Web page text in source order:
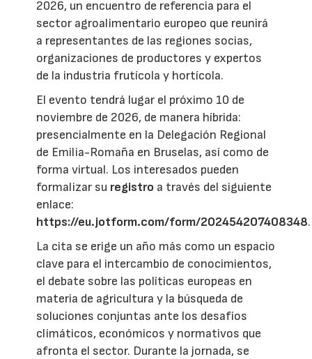
2026, un encuentro de referencia para el
sector agroalimentario europeo que reunirá
a representantes de las regiones socias,
organizaciones de productores y expertos
de la industria frutícola y hortícola.
El evento tendrá lugar el próximo 10 de
noviembre de 2026, de manera híbrida:
presencialmente en la Delegación Regional
de Emilia-Romaña en Bruselas, así como de
forma virtual. Los interesados pueden
formalizar su registro a través del siguiente
enlace:
https://eu.jotform.com/form/202454207408348.
La cita se erige un año más como un espacio
clave para el intercambio de conocimientos,
el debate sobre las políticas europeas en
materia de agricultura y la búsqueda de
soluciones conjuntas ante los desafíos
climáticos, económicos y normativos que
afronta el sector. Durante la jornada, se